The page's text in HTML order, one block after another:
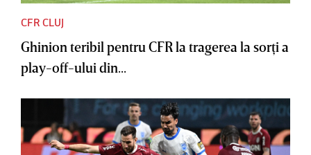
CFR CLUJ
Ghinion teribil pentru CFR la tragerea la sorţi a
play-off-ului din...